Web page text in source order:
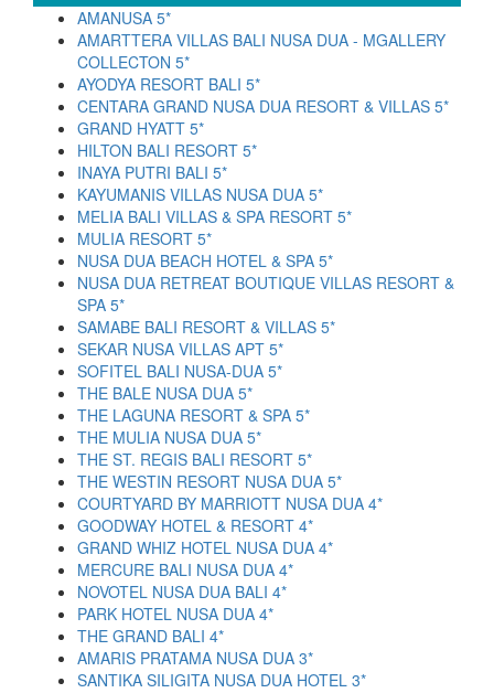
AMANUSA 5*
AMARTTERA VILLAS BALI NUSA DUA - MGALLERY
COLLECTON 5*
AYODYA RESORT BALI 5*
CENTARA GRAND NUSA DUA RESORT & VILLAS 5*
GRAND HYATT 5*
HILTON BALI RESORT 5*
INAYA PUTRI BALI 5*
KAYUMANIS VILLAS NUSA DUA 5*
MELIA BALI VILLAS & SPA RESORT 5*
MULIA RESORT 5*
NUSA DUA BEACH HOTEL & SPA 5*
NUSA DUA RETREAT BOUTIQUE VILLAS RESORT &
SPA 5*
SAMABE BALI RESORT & VILLAS 5*
SEKAR NUSA VILLAS APT 5*
SOFITEL BALI NUSA-DUA 5*
THE BALE NUSA DUA 5*
THE LAGUNA RESORT & SPA 5*
THE MULIA NUSA DUA 5*
THE ST. REGIS BALI RESORT 5*
THE WESTIN RESORT NUSA DUA 5*
COURTYARD BY MARRIOTT NUSA DUA 4*
GOODWAY HOTEL & RESORT 4*
GRAND WHIZ HOTEL NUSA DUA 4*
MERCURE BALI NUSA DUA 4*
NOVOTEL NUSA DUA BALI 4*
PARK HOTEL NUSA DUA 4*
THE GRAND BALI 4*
AMARIS PRATAMA NUSA DUA 3*
SANTIKA SILIGITA NUSA DUA HOTEL 3*